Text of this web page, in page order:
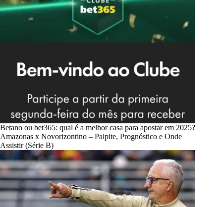
Betano ou bet365: qual é a melhor casa para apostar em 2025?
Amazonas x Novorizontino – Palpite, Prognóstico e Onde
Assistir (Série B)